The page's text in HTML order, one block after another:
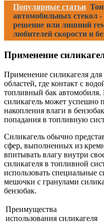
Популярные статьи
автомобильных стекол -
решение или лишний
любителей скорости и
Применение
Применение силикагеля
областей, где контакт с
топливный бак автомобиля.
силикагель может успешно
накопления влаги в
попадания в топливную
Силикагель обычно
сфер, выполненных из
впитывать влагу внутри
силикагеля в топливной
использовать специальные
мешочки с гранулами
бензобак.
Преимущества
использования силикагеля